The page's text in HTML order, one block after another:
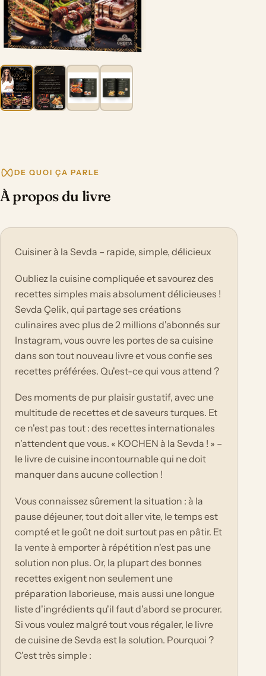
DE QUOI ÇA PARLE
À propos du livre
Cuisiner à la Sevda – rapide, simple, délicieux
Oubliez la cuisine compliquée et savourez des
recettes simples mais absolument délicieuses !
Sevda Çelik, qui partage ses créations
culinaires avec plus de 2 millions d'abonnés sur
Instagram, vous ouvre les portes de sa cuisine
dans son tout nouveau livre et vous confie ses
recettes préférées. Qu'est-ce qui vous attend ?
Des moments de pur plaisir gustatif, avec une
multitude de recettes et de saveurs turques. Et
ce n'est pas tout : des recettes internationales
n'attendent que vous. « KOCHEN à la Sevda ! » –
le livre de cuisine incontournable qui ne doit
manquer dans aucune collection !
Vous connaissez sûrement la situation : à la
pause déjeuner, tout doit aller vite, le temps est
compté et le goût ne doit surtout pas en pâtir. Et
la vente à emporter à répétition n'est pas une
solution non plus. Or, la plupart des bonnes
recettes exigent non seulement une
préparation laborieuse, mais aussi une longue
liste d'ingrédients qu'il faut d'abord se procurer.
Si vous voulez malgré tout vous régaler, le livre
de cuisine de Sevda est la solution. Pourquoi ?
C'est très simple :